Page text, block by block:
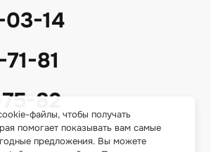
03-14
81
82
файлы, чтобы получать
помогает показывать вам самые
предложения. Вы можете